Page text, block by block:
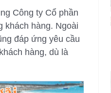
Công ty Cổ phần
khách hàng. Ngoài
đáp ứng yêu cầu
hàng, dù là